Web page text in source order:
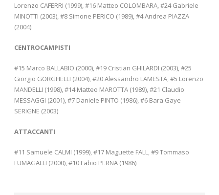
Lorenzo CAFERRI (1999), #16 Matteo COLOMBARA, #24 Gabriele
MINOTTI (2003), #8 Simone PERICO (1989), #4 Andrea PIAZZA
(2004)
CENTROCAMPISTI
#15 Marco BALLABIO (2000), #19 Cristian GHILARDI (2003), #25
Giorgio GORGHELLI (2004), #20 Alessandro LAMESTA, #5 Lorenzo
MANDELLI (1998), #14 Matteo MAROTTA (1989), #21 Claudio
MESSAGGI (2001), #7 Daniele PINTO (1986), #6 Bara Gaye
SERIGNE (2003)
ATTACCANTI
#11 Samuele CALMI (1999), #17 Maguette FALL, #9 Tommaso
FUMAGALLI (2000), #10 Fabio PERNA (1986)